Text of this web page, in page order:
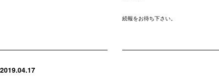
続報をお待ち下さい。
2019.04.17